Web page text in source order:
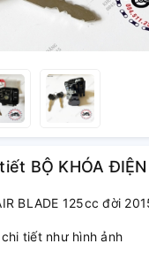
BỘ KHÓA
BLADE 125cc đời
tiết như hình ảnh